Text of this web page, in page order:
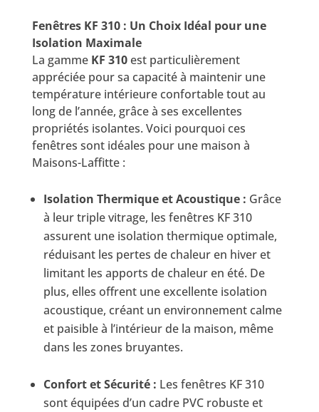
Fenêtres KF 310 : Un Choix Idéal pour une
Isolation Maximale
La gamme KF 310est particulièrement
appréciée pour sa capacité à maintenir une
température intérieure confortable tout au
long de l’année, grâce à ses excellentes
propriétés isolantes. Voici pourquoi ces
fenêtres sont idéales pour une maison à
Maisons-Laffitte :
Isolation Thermique et Acoustique : Grâce
à leur triple vitrage, les fenêtres KF 310
assurent une isolation thermique optimale,
réduisant les pertes de chaleur en hiver et
limitant les apports de chaleur en été. De
plus, elles offrent une excellente isolation
acoustique, créant un environnement calme
et paisible à l’intérieur de la maison, même
dans les zones bruyantes.
Confort et Sécurité : Les fenêtres KF 310
sont équipées d’un cadre PVC robuste et